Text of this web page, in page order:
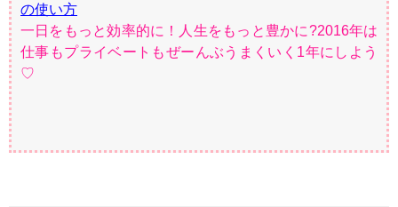
の使い方
一日をもっと効率的に！人生をもっと豊かに?2016年は
仕事もプライベートもぜーんぶうまくいく1年にしよう
♡